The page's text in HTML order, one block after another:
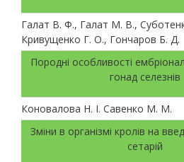
Галат В. Ф., Галат М. В.,
Кривущенко Г. О., Гончаров Б. Д.
Породні особливості
гонад селезнів
Коновалова Н. І. Савенко М. М.
Зміни в організмі кролів на
сетарій